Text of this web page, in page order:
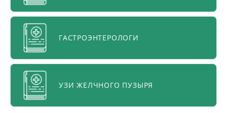
ГАСТРОЭНТЕРОЛОГИ
УЗИ ЖЕЛЧНОГО ПУЗЫРЯ